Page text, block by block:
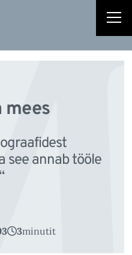
mees
see annab tööle
3minutit